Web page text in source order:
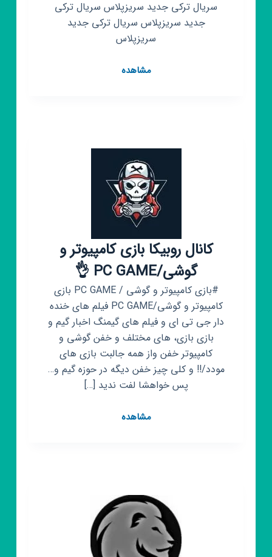
سریال ترکی جدید سریزپلاس سریال ترکی
جدید سریزپلاس سریال ترکی جدید
سریزپلاس
مشاهدهکانال
کانال روبیکا بازی کامپیوتر و
گوشی/PC GAME 👌
#بازی کامپیوتر و گوشی / PC GAME بازی
کامپیوتر و گوشی/PC GAME فیلم های خنده
دار جی تی ای و فیلم های گیمنگ اخبار گیم و
بازی بازی، های مختلف و خفن گوشی و
کامپیوتر خفن واز همه جالبت بازی های
مودد/!! و کلی چیز خفن دیگه در حوزه گیم و…
پس خواهشا لفت ندید […]
مشاهدهکانال
GAME
👌